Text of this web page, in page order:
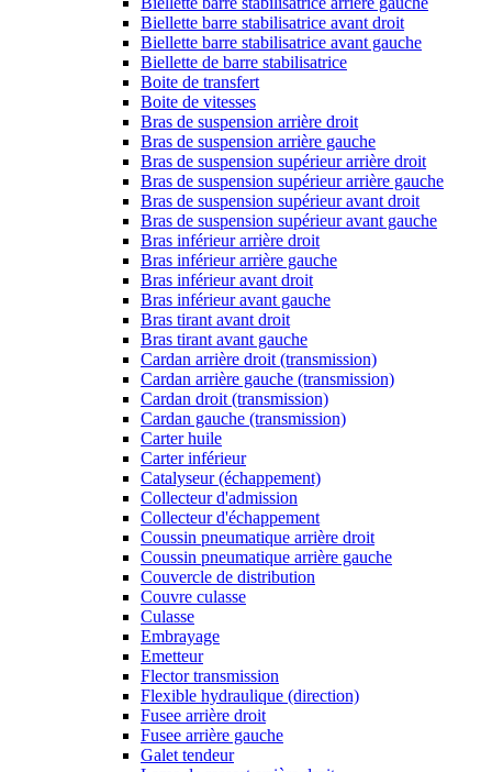
Biellette barre stabilisatrice avant droit
Biellette barre stabilisatrice avant gauche
Biellette de barre stabilisatrice
Boite de transfert
Boite de vitesses
Bras de suspension arrière droit
Bras de suspension arrière gauche
Bras de suspension supérieur arrière droit
Bras de suspension supérieur arrière gauche
Bras de suspension supérieur avant droit
Bras de suspension supérieur avant gauche
Bras inférieur arrière droit
Bras inférieur arrière gauche
Bras inférieur avant droit
Bras inférieur avant gauche
Bras tirant avant droit
Bras tirant avant gauche
Cardan arrière droit (transmission)
Cardan arrière gauche (transmission)
Cardan droit (transmission)
Cardan gauche (transmission)
Carter huile
Carter inférieur
Catalyseur (échappement)
Collecteur d'admission
Collecteur d'échappement
Coussin pneumatique arrière droit
Coussin pneumatique arrière gauche
Couvercle de distribution
Couvre culasse
Culasse
Embrayage
Emetteur
Flector transmission
Flexible hydraulique (direction)
Fusee arrière droit
Fusee arrière gauche
Galet tendeur